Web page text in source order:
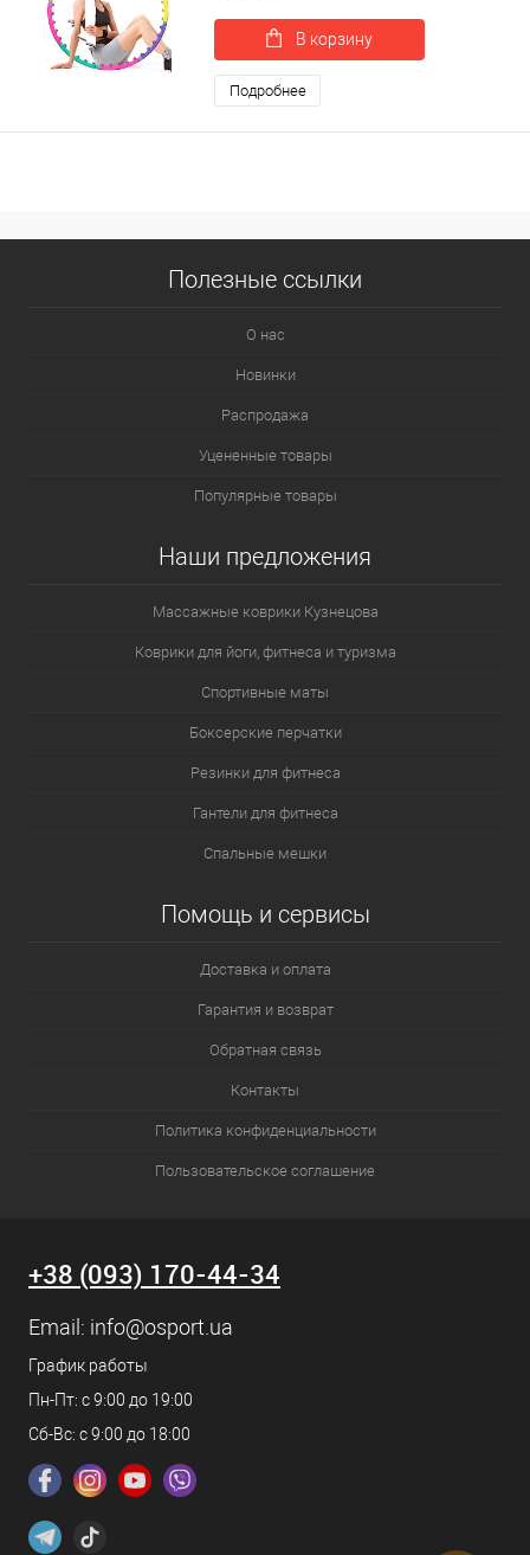
В корзину
Подробнее
Полезные ссылки
О нас
Новинки
Распродажа
Уцененные товары
Популярные товары
Наши предложения
Массажные коврики Кузнецова
Коврики для йоги, фитнеса и туризма
Спортивные маты
Боксерские перчатки
Резинки для фитнеса
Гантели для фитнеса
Спальные мешки
Помощь и сервисы
Доставка и оплата
Гарантия и возврат
Обратная связь
Контакты
Политика конфиденциальности
Пользовательское соглашение
+38 (093) 170-44-34
Email: info@osport.ua
График работы
Пн-Пт: с 9:00 до 19:00
Сб-Вс: с 9:00 до 18:00